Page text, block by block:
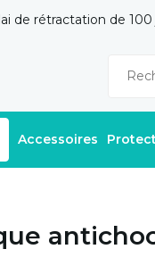
de rétractation de 100
Accessoires